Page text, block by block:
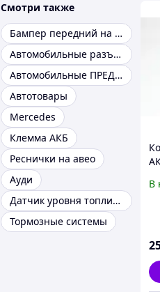
Смотри также
Бампер передний на ВАЗ-2107
Автомобильные разъемы
Автомобильные ПРЕДОХРАНИТЕЛИ
Автотовары
Mercedes
Клемма АКБ
Реснички на авео
Ауди
Датчик уровня топлива
Тормозные системы
В